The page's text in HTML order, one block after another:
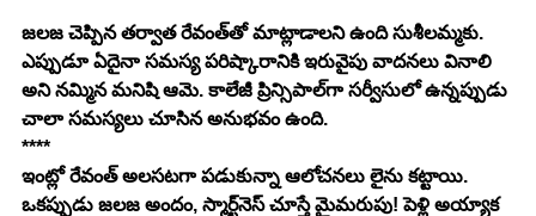
జలజ చెప్పిన తర్వాత రేవంత్‌తో మాట్లాడాలని ఉంది సుశీలమ్మకు.
ఎప్పుడూ ఏదైనా సమస్య పరిష్కారానికి ఇరువైపు వాదనలు వినాలి
అని నమ్మిన మనిషి ఆమె. కాలేజీ ప్రిన్సిపాల్‌గా సర్వీసులో ఉన్నప్పుడు
చాలా సమస్యలు చూసిన అనుభవం ఉంది.
****
ఇంట్లో రేవంత్ అలసటగా పడుకున్నా ఆలోచనలు లైను కట్టాయి.
ఒకప్పుడు జలజ అందం, స్మార్ట్‌నెస్ చూస్తే మైమరుపు! పెళ్లి అయ్యాక